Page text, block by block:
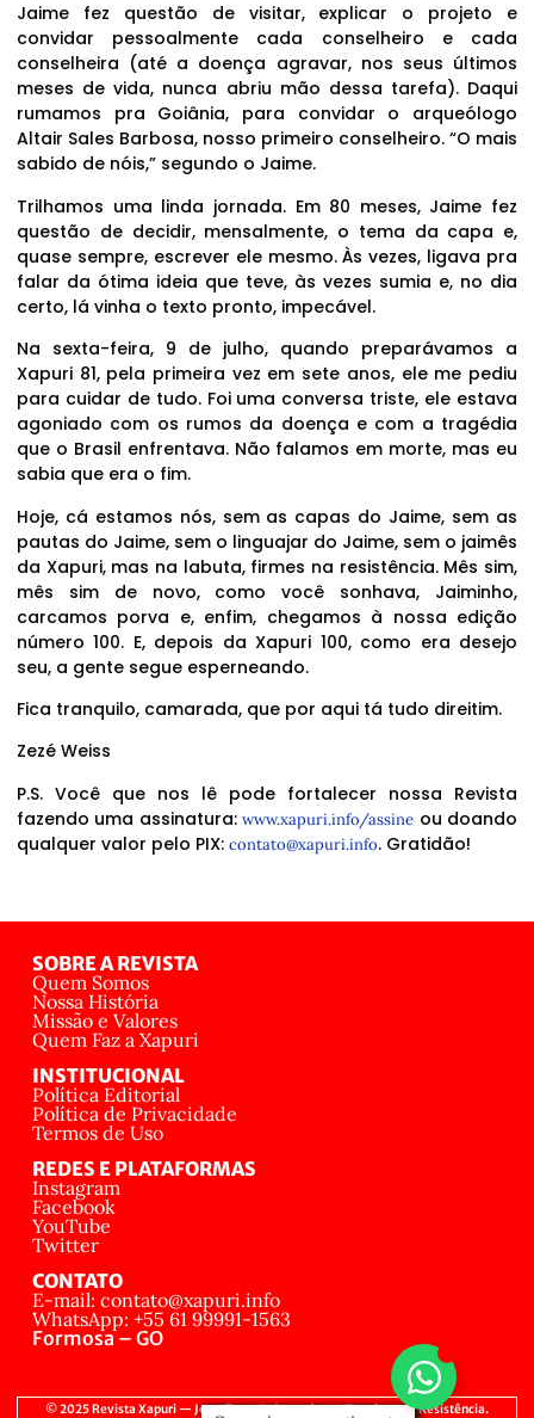
Jaime fez questão de visitar, explicar o projeto e
convidar pessoalmente cada conselheiro e cada
conselheira (até a doença agravar, nos seus últimos
meses de vida, nunca abriu mão dessa tarefa). Daqui
rumamos pra Goiânia, para convidar o arqueólogo
Altair Sales Barbosa, nosso primeiro conselheiro. “O mais
sabido de nóis,” segundo o Jaime.
Trilhamos uma linda jornada. Em 80 meses, Jaime fez
questão de decidir, mensalmente, o tema da capa e,
quase sempre, escrever ele mesmo. Às vezes, ligava pra
falar da ótima ideia que teve, às vezes sumia e, no dia
certo, lá vinha o texto pronto, impecável.
Na sexta-feira, 9 de julho, quando preparávamos a
Xapuri 81, pela primeira vez em sete anos, ele me pediu
para cuidar de tudo. Foi uma conversa triste, ele estava
agoniado com os rumos da doença e com a tragédia
que o Brasil enfrentava. Não falamos em morte, mas eu
sabia que era o fim.
Hoje, cá estamos nós, sem as capas do Jaime, sem as
pautas do Jaime, sem o linguajar do Jaime, sem o jaimês
da Xapuri, mas na labuta, firmes na resistência. Mês sim,
mês sim de novo, como você sonhava, Jaiminho,
carcamos porva e, enfim, chegamos à nossa edição
número 100. E, depois da Xapuri 100, como era desejo
seu, a gente segue esperneando.
Fica tranquilo, camarada, que por aqui tá tudo direitim.
Zezé Weiss
P.S. Você que nos lê pode fortalecer nossa Revista
fazendo uma assinatura:www.xapuri.info/assine ou doando
qualquer valor pelo PIX: contato@xapuri.info. Gratidão!
SOBRE A REVISTA
Quem Somos
Nossa História
Missão e Valores
Quem Faz a Xapuri
INSTITUCIONAL
Política Editorial
Política de Privacidade
Termos de Uso
REDES E PLATAFORMAS
Instagram
Facebook
YouTube
Twitter
CONTATO
E-mail: contato@xapuri.info
WhatsApp: +55 61 99991-1563
Formosa – GO
© 2025 Revista Xapuri — Jornalismo Independente, Popular e de Resistência.